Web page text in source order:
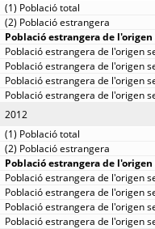
2012